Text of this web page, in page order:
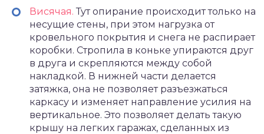
Висячая. Тут опирание происходит только на
несущие стены, при этом нагрузка от
кровельного покрытия и снега не распирает
коробки. Стропила в коньке упираются друг
в друга и скрепляются между собой
накладкой. В нижней части делается
затяжка, она не позволяет разъезжаться
каркасу и изменяет направление усилия на
вертикальное. Это позволяет делать такую
крышу на легких гаражах, сделанных из